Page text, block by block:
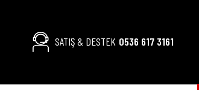
SATIŞ & DESTEK 0536 617 3161